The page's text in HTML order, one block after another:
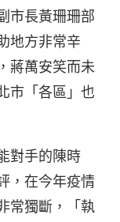
市長黃珊珊部
地方非常辛
蔣萬安笑而未
市「各區」也
對手的陳時
，在今年疫情
常獨斷，「執